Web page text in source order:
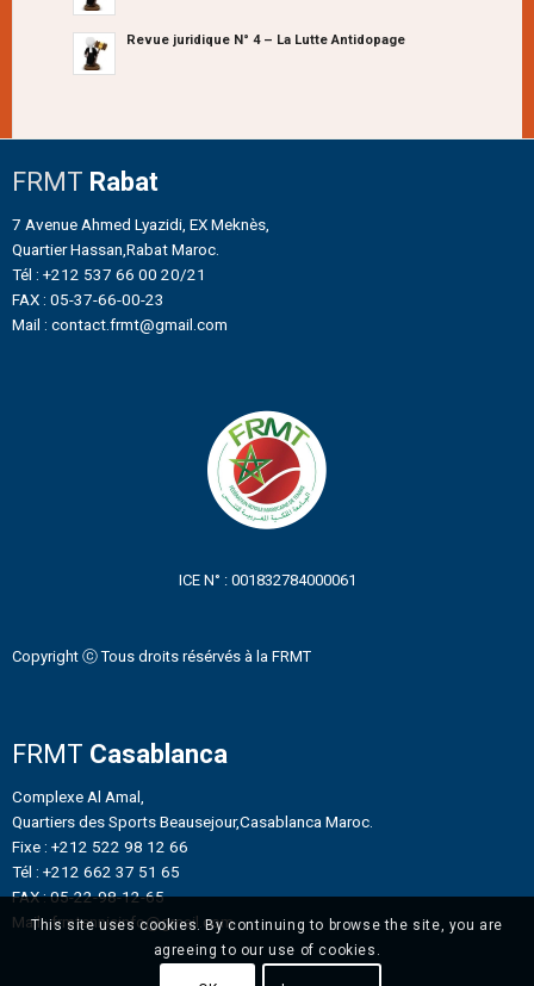
Revue juridique N° 4 – La Lutte Antidopage
FRMT Rabat
7 Avenue Ahmed Lyazidi, EX Meknès,
Quartier Hassan,Rabat Maroc.
Tél : +212 537 66 00 20/21
FAX : 05-37-66-00-23
Mail : contact.frmt@gmail.com
ICE N° : 001832784000061
Copyright ⓒ Tous droits résérvés à la FRMT
FRMT Casablanca
Complexe Al Amal,
Quartiers des Sports Beausejour,Casablanca Maroc.
Fixe : +212 522 98 12 66
Tél : +212 662 37 51 65
FAX : 05-22-98-12-65
Mail : frmtennisinfo@gmail.com
This site uses cookies. By continuing to browse the site, you are
agreeing to our use of cookies.